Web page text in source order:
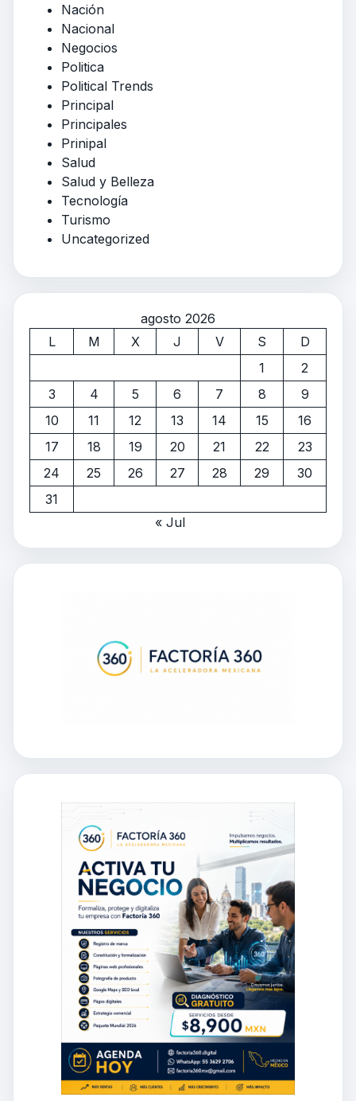
Nación
Nacional
Negocios
Politica
Political Trends
Principal
Principales
Prinipal
Salud
Salud y Belleza
Tecnología
Turismo
Uncategorized
agosto 2026
L
M X J V S
D
1
2
3
4 5 6 7 8
9
10
11 12 13 14 15
16
17
18 19 20 21 22
23
24
25 26 27 28 29
30
31
« Jul